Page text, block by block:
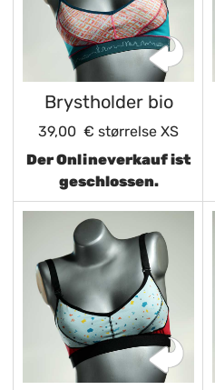
Brystholder bio
39,00 € størrelse XS
Der Onlineverkauf ist
geschlossen.